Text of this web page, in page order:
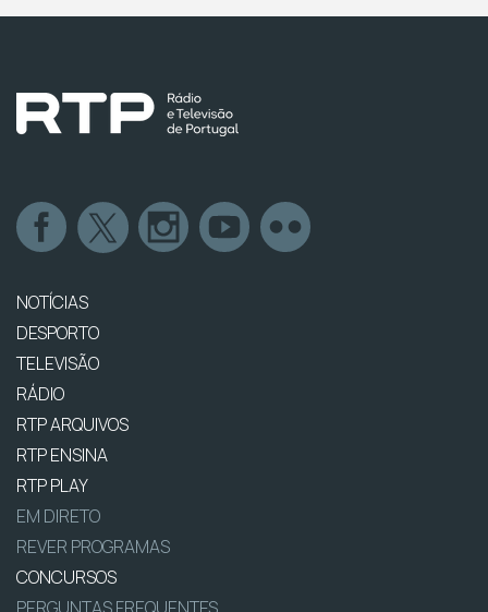
NOTÍCIAS
DESPORTO
TELEVISÃO
RÁDIO
RTP ARQUIVOS
RTP ENSINA
RTP PLAY
EM DIRETO
REVER PROGRAMAS
CONCURSOS